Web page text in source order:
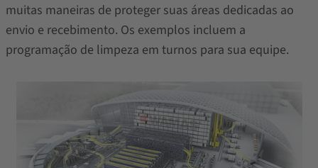
muitas maneiras de proteger suas áreas dedicadas ao
envio e recebimento. Os exemplos incluem a
programação de limpeza em turnos para sua equipe.